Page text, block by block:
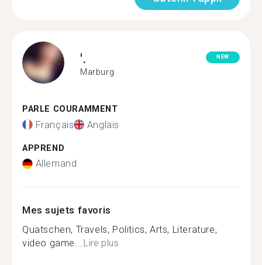
'.
Marburg
NEW
PARLE COURAMMENT
Français Anglais
APPREND
Allemand
Mes sujets favoris
Quatschen, Travels, Politics, Arts, Literature,
video game...Lire plus